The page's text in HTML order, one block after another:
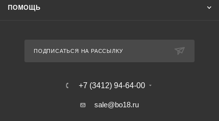
ПОМОЩЬ
ПОДПИСАТЬСЯ НА РАССЫЛКУ
+7 (3412) 94-64-00
sale@bo18.ru